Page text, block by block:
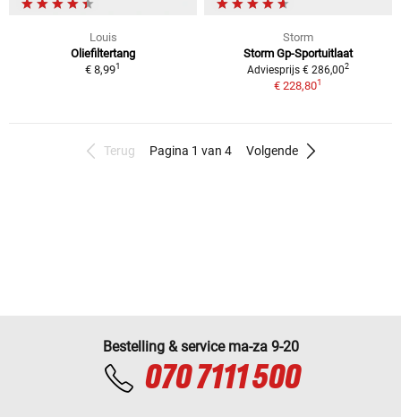
Louis
Oliefiltertang
€ 8,991
Storm
Storm Gp-Sportuitlaat
Adviesprijs € 286,002
€ 228,801
Terug Pagina 1 van 4 Volgende
Bestelling & service ma-za 9-20
070 7111 500